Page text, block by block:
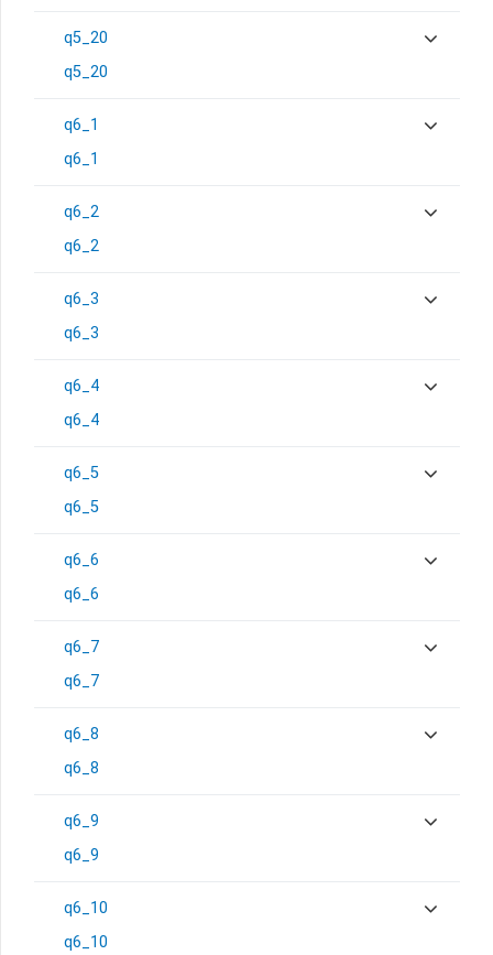
q5_20
q5_20
q6_1
q6_1
q6_2
q6_2
q6_3
q6_3
q6_4
q6_4
q6_5
q6_5
q6_6
q6_6
q6_7
q6_7
q6_8
q6_8
q6_9
q6_9
q6_10
q6_10